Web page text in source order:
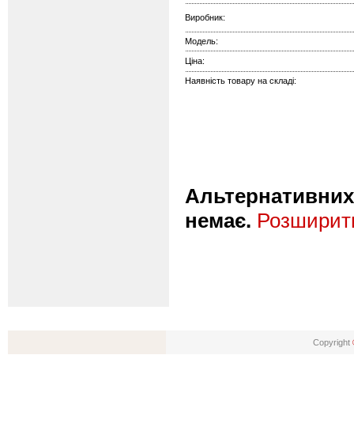
Виробник:
Модель:
Ціна:
Наявність товару на складі:
Альтернативних
немає.
Copyright